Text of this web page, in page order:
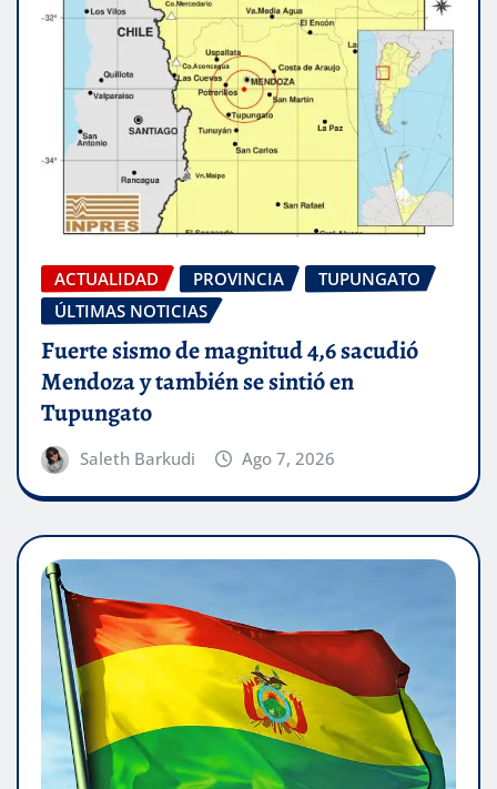
ACTUALIDAD PROVINCIA
TUPUNGATO
ÚLTIMAS NOTICIAS
Fuerte sismo de magnitud 4,6 sacudió
Mendoza y también se sintió en
Tupungato
Saleth Barkudi Ago 7, 2026